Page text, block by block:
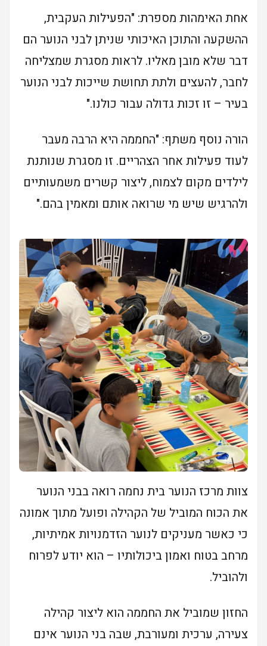
אחת האימהות מספרת: "הפעילות העקבית,
ההשקעה והתוכן האיכותי שניתן לבני הנוער הם
דבר שלא מובן מאליו. לראות מסגרת שמצליחה
לחבר, להעצים ולתת תחושת שייכות לבני הנוער
בעיר – זו זכות גדולה עבור כולנו."
הורה נוסף משתף: "החממה היא הרבה מעבר
לעוד פעילות אחר הצהריים. זו מסגרת שנותנת
לילדים מקום לצמוח, ליצור קשרים משמעותיים
ולהרגיש שיש מי שרואה אותם ומאמין בהם."
צוות מרכז הנוער בית נחמה רואה בבני הנוער
את הכוח המוביל של הקהילה ופועל מתוך אמונה
כי כאשר מעניקים לנוער הזדמנויות אמיתיות,
מרחב בטוח ואמון ביכולותיו – הוא יודע לפרוח
ולהוביל.
החזון שמוביל את החממה הוא ליצור קהילה
צעירה, ערכית ומעורבת, שבה בני הנוער אינם